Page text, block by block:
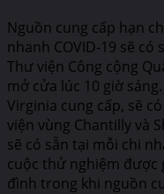
Nguồn cung cấp hạn
nhanh COVID-19 sẽ
Thư viện Công cộng
mở cửa lúc 10 giờ
Virginia cung cấp, sẽ
viện vùng Chantilly và
sẽ có sẵn tại mỗi chi
cuộc thử nghiệm được
đình trong khi nguồn